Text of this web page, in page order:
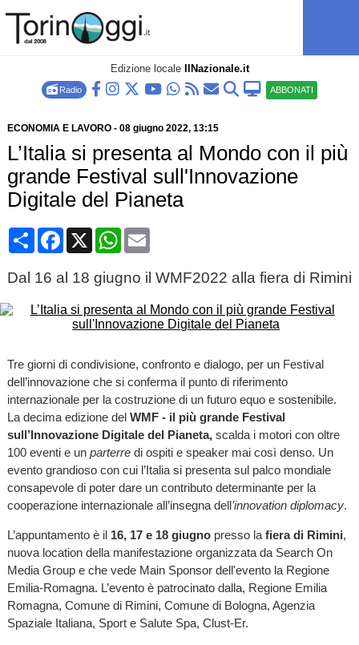
Edizione locale IlNazionale.it
Radio ABBONATI
ECONOMIA E LAVORO- 08 giugno 2022, 13:15
L’Italia si presenta al Mondo con il più
grande Festival sull'Innovazione
Digitale del Pianeta
CondividiFacebook
X WhatsApp
Email
Dal 16 al 18 giugno il WMF2022 alla fiera di Rimini
Tre giorni di condivisione, confronto e dialogo, per un Festival
dell’innovazione che si conferma il punto di riferimento
internazionale per la costruzione di un futuro equo e sostenibile.
La decima edizione del WMF - il più grande Festival
sull’Innovazione Digitale del Pianeta, scalda i motori con oltre
100 eventi e un parterredi ospiti e speaker mai così denso. Un
evento grandioso con cui l’Italia si presenta sul palco mondiale
consapevole di poter dare un contributo determinante per la
cooperazione internazionale all’insegna dell’innovation diplomacy.
L’appuntamento è il 16, 17 e 18 giugnopresso la fiera di Rimini,
nuova location della manifestazione organizzata da Search On
Media Group e che vede Main Sponsor dell'evento la Regione
Emilia-Romagna. L’evento è patrocinato dalla, Regione Emilia
Romagna, Comune di Rimini, Comune di Bologna, Agenzia
Spaziale Italiana, Sport e Salute Spa, Clust-Er.